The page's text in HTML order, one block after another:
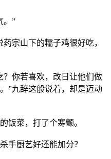
。”
宗山下的糯子鸡很好吃，
？你若喜欢，改日让他们做
”九辞这般说着，却是迈动
饭菜，打了个寒颤。
手厨艺好还能加分？